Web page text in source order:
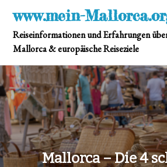
content
www.mein-
Reiseinformationen und Erfahrungen
Mallorca & europäische Reiseziele
Mallorca – Die 4